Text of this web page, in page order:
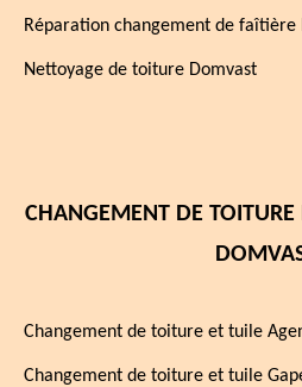
Réparation changement de faîtière
Nettoyage de toiture Domvast
CHANGEMENT DE TOITURE
Changement de toiture et tuile
Changement de toiture et tuile